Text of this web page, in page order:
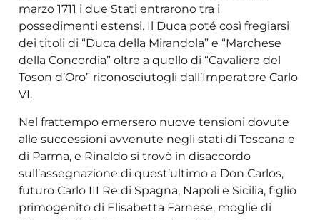
marzo 1711 i due Stati entrarono tra i
possedimenti estensi. Il Duca poté così fregiarsi
dei titoli di “Duca della Mirandola” e “Marchese
della Concordia” oltre a quello di “Cavaliere del
Toson d’Oro” riconosciutogli dall’Imperatore Carlo
VI.
Nel frattempo emersero nuove tensioni dovute
alle successioni avvenute negli stati di Toscana e
di Parma, e Rinaldo si trovò in disaccordo
sull’assegnazione di quest’ultimo a Don Carlos,
futuro Carlo III Re di Spagna, Napoli e Sicilia, figlio
primogenito di Elisabetta Farnese, moglie di